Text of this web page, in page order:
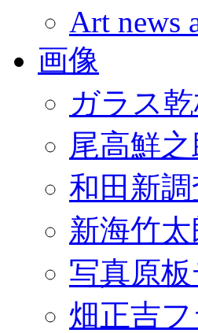
Art news
画像
ガラス乾
尾高鮮
和田新
新海竹
写真原
畑正吉